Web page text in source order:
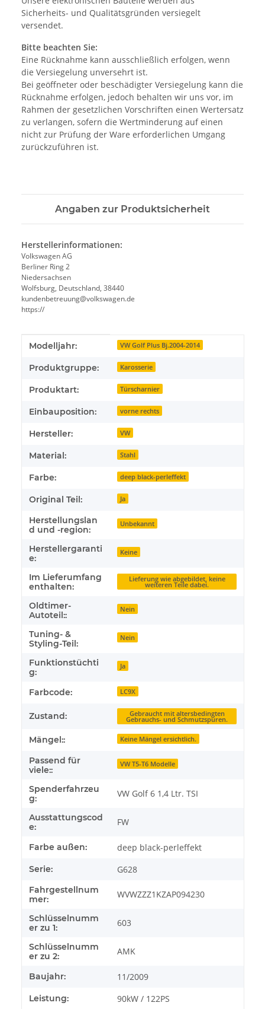
Sicherheits- und Qualitätsgründen versiegelt
versendet.
Bitte beachten Sie:
Eine Rücknahme kann ausschließlich erfolgen, wenn
die Versiegelung unversehrt ist.
Bei geöffneter oder beschädigter Versiegelung kann die
Rücknahme erfolgen, jedoch behalten wir uns vor, im
Rahmen der gesetzlichen Vorschriften einen Wertersatz
zu verlangen, sofern die Wertminderung auf einen
nicht zur Prüfung der Ware erforderlichen Umgang
zurückzuführen ist.
Angaben zur Produktsicherheit
Herstellerinformationen:
Volkswagen AG
Berliner Ring 2
Niedersachsen
Wolfsburg, Deutschland, 38440
kundenbetreuung@volkswagen.de
https://
Produkteigenschaft
Wert
Modelljahr: VW Golf Plus Bj.2004-2014
Produktgruppe: Karosserie
Produktart: Türscharnier
Einbauposition: vorne rechts
Hersteller: VW
Material: Stahl
Farbe: deep black-perleffekt
Original Teil: Ja
Herstellungslan
d und -region:
Unbekannt
Herstellergaranti
e:
Keine
Im Lieferumfang
enthalten:
Lieferung wie abgebildet, keine
weiteren Teile dabei.
Oldtimer-
Autoteil::
Nein
Tuning- &
Styling-Teil:
Nein
Funktionstüchti
g:
Ja
Farbcode: LC9X
Zustand: Gebraucht mit altersbedingten
Gebrauchs- und Schmutzspuren.
Mängel:: Keine Mängel ersichtlich.
Passend für
viele::
VW T5-T6 Modelle
Spenderfahrzeu
g:
VW Golf 6 1,4 Ltr. TSI
Ausstattungscod
e:
FW
Farbe außen: deep black-perleffekt
Serie: G628
Fahrgestellnum
mer:
WVWZZZ1KZAP094230
Schlüsselnumm
er zu 1:
603
Schlüsselnumm
er zu 2:
AMK
Baujahr: 11/2009
Leistung: 90kW / 122PS